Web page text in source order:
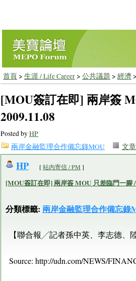
首頁> 生涯 / Life Career> 公共議題 > 經濟>
[MOU簽訂在即] 兩岸簽
2009.11.08
Posted byHP
兩岸金融監理合作備忘錄MOU
文
HP [站內寄信 / PM ]
[MOU簽訂在即] 兩岸簽 MOU 只差臨門一腳
分類標籤: 兩岸金融監理合作備忘錄
【聯合報╱記者孫中英、李志德、
Source: http://udn.com/NEWS/